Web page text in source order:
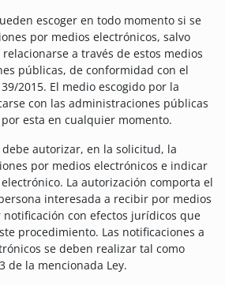
escoger en todo momento si se
por medios electrónicos, salvo
a través de estos medios
públicas, de conformidad con el
2015. El medio escogido por la
con las administraciones públicas
esta en cualquier momento.
autorizar, en la solicitud, la
por medios electrónicos e indicar
La autorización comporta el
interesada a recibir por medios
con efectos jurídicos que
procedimiento. Las notificaciones a
se deben realizar tal como
de la mencionada Ley.